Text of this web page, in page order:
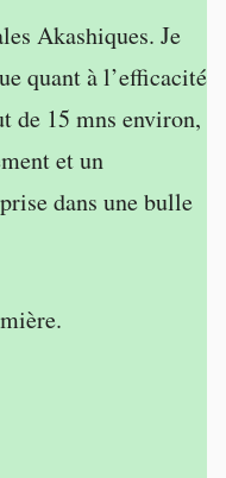
Akashiques. Je
quant à l’efficacité
de 15 mns environ,
et un
dans une bulle